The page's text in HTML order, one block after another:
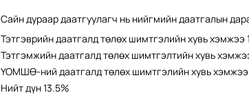
Сайн дураар даатгуулагч нь нийгмийн даатгалын
Тэтгэврийн даатгалд төлөх шимтгэлийн хувь хэмжээ
Тэтгэмжийн даатгалд төлөх шимтгэлтийн хувь
ҮОМШӨ-ний даатгалд төлөх шимтгэлийн хувь хэмжээ
Нийт дүн 13.5%